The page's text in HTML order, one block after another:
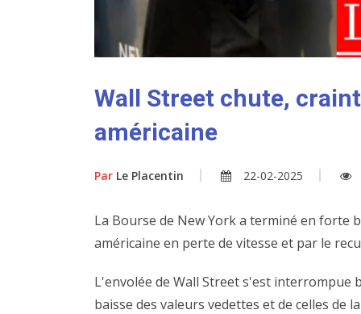
Wall Street chute,
américaine
Par Le Placentin 22-02-2025
La Bourse de New York a terminé en forte
américaine en perte de vitesse et par le
L'envolée de Wall Street s'est interrompue
baisse des valeurs vedettes et de celles de